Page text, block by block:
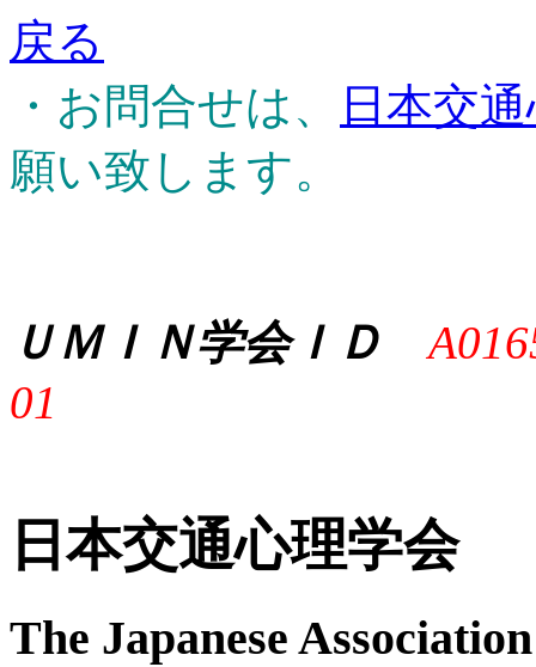
戻る
・お問合せは、
日本交
願い致します。
ＵＭＩＮ学会ＩＤ
01
日本交通心理学会
The Japanese